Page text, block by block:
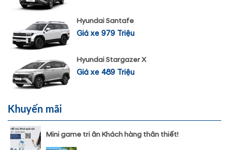
Hyundai Santafe
Giá xe 979 Triệu
Hyundai Stargazer X
Giá xe 489 Triệu
Khuyến mãi
Mini game tri ân Khách hàng thân thiết!